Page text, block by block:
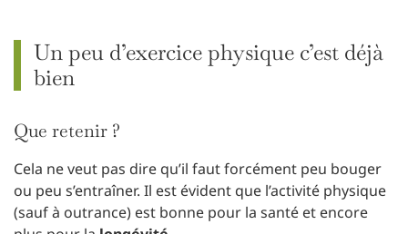
Un peu d’exercice physique c’est déjà
bien
Que retenir ?
Cela ne veut pas dire qu’il faut forcément peu bouger
ou peu s’entraîner. Il est évident que l’activité physique
(sauf à outrance) est bonne pour la santé et encore